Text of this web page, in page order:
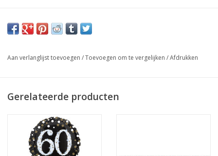
Aan verlanglijst toevoegen /Toevoegen om te vergelijken /Afdrukken
Gerelateerde producten